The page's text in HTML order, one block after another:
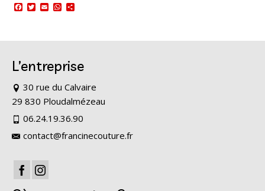
Facebook
Twitter
EmailWhatsApp
L’entreprise
30 rue du Calvaire
29 830 Ploudalmézeau
06.24.19.36.90
contact@francinecouture.fr